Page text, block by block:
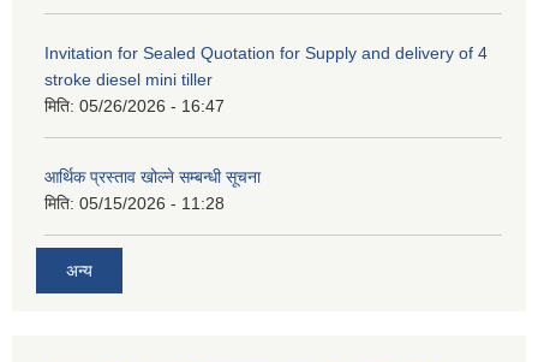
Invitation for Sealed Quotation for Supply and delivery of 4
stroke diesel mini tiller
मिति: 05/26/2026 - 16:47
आर्थिक प्रस्ताव खोल्ने सम्बन्धी सूचना
मिति: 05/15/2026 - 11:28
अन्य